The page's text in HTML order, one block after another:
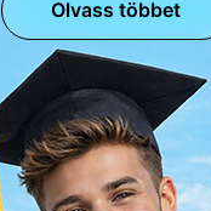
Olvass többet